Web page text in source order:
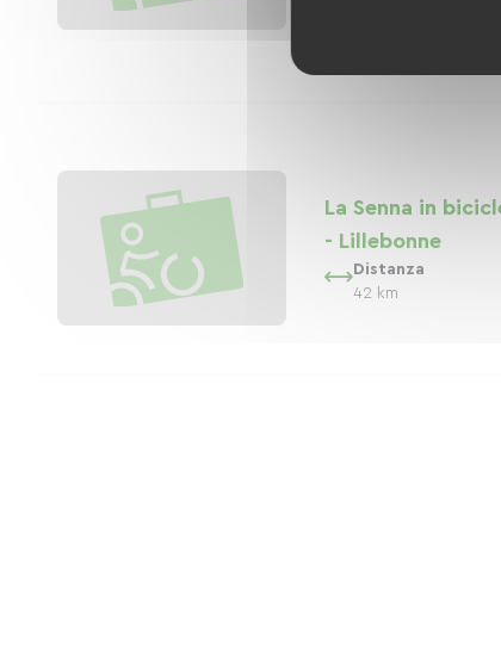
La Senna in
- Lillebonne
Distanza
42 km